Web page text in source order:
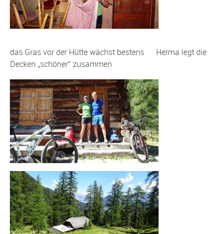
das Gras vor der Hütte wächst bestens Herma legt die
Decken „schöner“ zusammen